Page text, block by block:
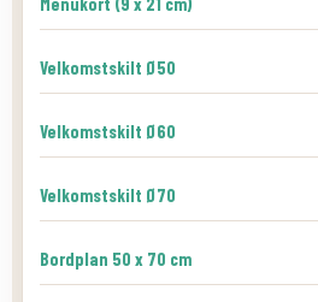
Velkomstskilt Ø50
Velkomstskilt Ø60
Velkomstskilt Ø70
Bordplan 50 x 70 cm